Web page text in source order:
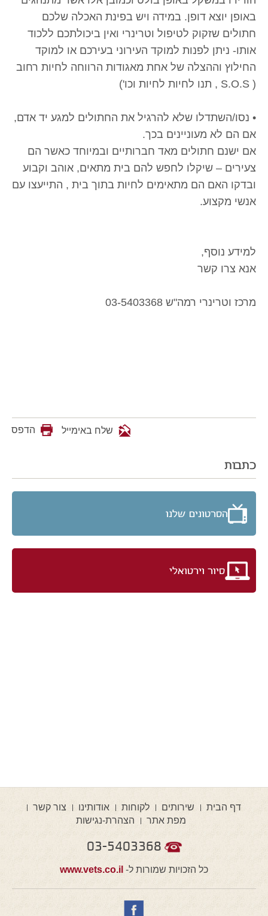
כתבות
הסרטונים שלנו
סיור וירטואלי
באופן יוצא דופן. במידה ויש בפינת האכלה שלכם
חתולים שזקוק לטיפול וטרינרי ואין ביכולתכם ללכוד
אותו- ניתן לפנות למוקד העירוני בעירכם או למוקד
החילוץ וההצלה של אחת מאגודות הרווחה לחיות רחוב
( S.O.S , תנו לחיות לחיות וכו')
• נסו/השתדלו שלא להרגיל את החתולים למגע יד אדם,
אם הם לא מעוניינים בכך.
אם ישנם חתולים מאד חברותיים ובמיוחד כאשר הם
צעירים – שיקלו לחפש להם בית מתאים, אוהב וקבוע
ובדקו האם הם מתאימים לחיות בתוך בית , התייעצו עם
אנשי מקצוע.
למידע נוסף,
אנא צרו קשר
מרכז וטרינרי רמה"ש 03-5403368
שלח באימייל הדפס
דף הבית שירותים לקוחות אודותינו
צור קשר
מפת אתר
הצהרת-נגישות
03-5403368
כל הזכויות שמורות ל- www.vets.co.il